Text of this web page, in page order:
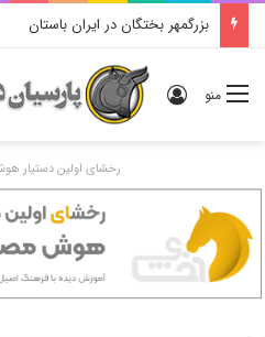
بزرگمهر بختگان در ایران باستان
منو ورود
رخشای اولین دستیار